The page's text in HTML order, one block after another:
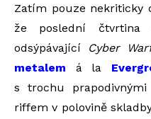
Zatím pouze nekriticky
že poslední
odsýpávající
Cyber
metalem á la
s trochu
riffem v polovině